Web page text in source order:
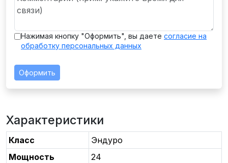
Нажимая кнопку "Оформить", вы даете согласие на
обработку персональных данных
Оформить
Характеристики
Класс
Эндуро
Мощность
24